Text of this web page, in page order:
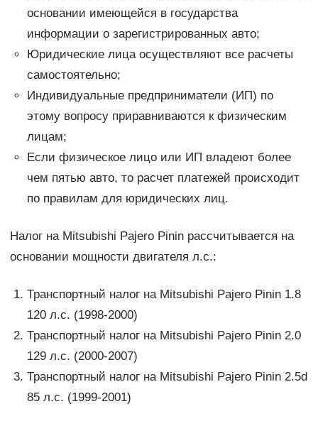
основании имеющейся в государства
информации о зарегистрированных авто;
Юридические лица осуществляют все расчеты
самостоятельно;
Индивидуальные предприниматели (ИП) по
этому вопросу приравниваются к физическим
лицам;
Если физическое лицо или ИП владеют более
чем пятью авто, то расчет платежей происходит
по правилам для юридических лиц.
Налог на Mitsubishi Pajero Pinin рассчитывается на
основании мощности двигателя л.с.:
Транспортный налог на Mitsubishi Pajero Pinin 1.8
120 л.с. (1998-2000)
Транспортный налог на Mitsubishi Pajero Pinin 2.0
129 л.с. (2000-2007)
Транспортный налог на Mitsubishi Pajero Pinin 2.5d
85 л.с. (1999-2001)